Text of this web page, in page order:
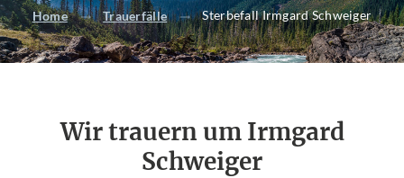
Home Trauerfälle Sterbefall Irmgard Schweiger
Wir trauern um Irmgard
Schweiger